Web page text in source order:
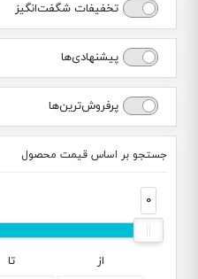
تخفیفات شگفت‌انگیز
پیشنهادی‌ها
پرفروش‌ترین‌ها
جستجو بر اساس قیمت محصول
0
از تا